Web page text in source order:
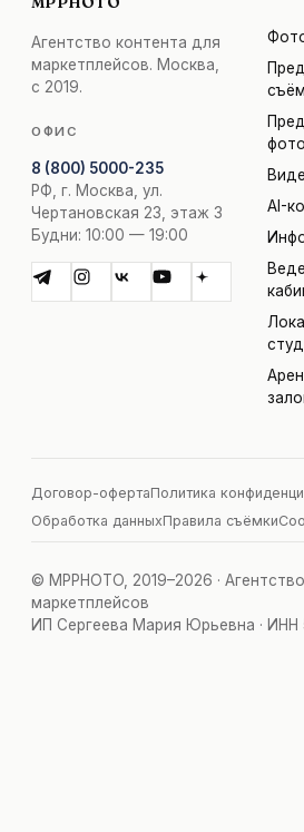
Агентство контента для
маркетплейсов. Москва,
с 2019.
ОФИС
8 (800) 5000-235
РФ, г. Москва, ул.
Чертановская 23, этаж 3
Будни: 10:00 — 19:00
AI-
Договор-офертаПолитика
Обработка данныхПравила съёмки
© MPPHOTO, 2019–2026 ·
маркетплейсов
ИП Сергеева Мария Юрьевна · ИНН